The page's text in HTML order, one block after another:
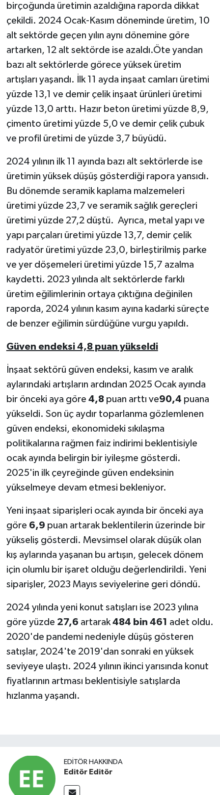
birçoğunda üretimin azaldığına raporda dikkat
çekildi. 2024 Ocak-Kasım döneminde üretim, 10
alt sektörde geçen yılın aynı dönemine göre
artarken, 12 alt sektörde ise azaldı.Öte yandan
bazı alt sektörlerde görece yüksek üretim
artışları yaşandı. İlk 11 ayda inşaat camları üretimi
yüzde 13,1 ve demir çelik inşaat ürünleri üretimi
yüzde 13,0 arttı. Hazır beton üretimi yüzde 8,9,
çimento üretimi yüzde 5,0 ve demir çelik çubuk
ve profil üretimi de yüzde 3,7 büyüdü.
2024 yılının ilk 11 ayında bazı alt sektörlerde ise
üretimin yüksek düşüş gösterdiği rapora yansıdı.
Bu dönemde seramik kaplama malzemeleri
üretimi yüzde 23,7 ve seramik sağlık gereçleri
üretimi yüzde 27,2 düştü. Ayrıca, metal yapı ve
yapı parçaları üretimi yüzde 13,7, demir çelik
radyatör üretimi yüzde 23,0, birleştirilmiş parke
ve yer döşemeleri üretimi yüzde 15,7 azalma
kaydetti. 2023 yılında alt sektörlerde farklı
üretim eğilimlerinin ortaya çıktığına değinilen
raporda, 2024 yılının kasım ayına kadarki süreçte
de benzer eğilimin sürdüğüne vurgu yapıldı.
Güven endeksi 4,8 puan yükseldi
İnşaat sektörü güven endeksi, kasım ve aralık
aylarındaki artışların ardından 2025 Ocak ayında
bir önceki aya göre 4,8puan arttı ve90,4 puana
yükseldi. Son üç aydır toparlanma gözlemlenen
güven endeksi, ekonomideki sıkılaşma
politikalarına rağmen faiz indirimi beklentisiyle
ocak ayında belirgin bir iyileşme gösterdi.
2025'in ilk çeyreğinde güven endeksinin
yükselmeye devam etmesi bekleniyor.
Yeni inşaat siparişleri ocak ayında bir önceki aya
göre 6,9 puan artarak beklentilerin üzerinde bir
yükseliş gösterdi. Mevsimsel olarak düşük olan
kış aylarında yaşanan bu artışın, gelecek dönem
için olumlu bir işaret olduğu değerlendirildi. Yeni
siparişler, 2023 Mayıs seviyelerine geri döndü.
2024 yılında yeni konut satışları ise 2023 yılına
göre yüzde 27,6 artarak 484 bin 461 adet oldu.
2020'de pandemi nedeniyle düşüş gösteren
satışlar, 2024'te 2019'dan sonraki en yüksek
seviyeye ulaştı. 2024 yılının ikinci yarısında konut
fiyatlarının artması beklentisiyle satışlarda
hızlanma yaşandı.
EDITÖR HAKKINDA
Editör Editör